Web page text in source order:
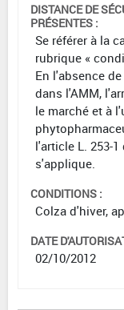
DISTANCE DE
PRÉSENTES :
Se référer à la
rubrique «
En l'absence
dans l'AMM,
le marché et à
l'article L. 253-
s'applique.
CONDITIONS :
Colza d'hiver,
DATE
02/10/2012